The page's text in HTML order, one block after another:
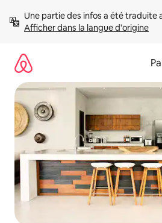
directement
Afficher dans la langue d'origine